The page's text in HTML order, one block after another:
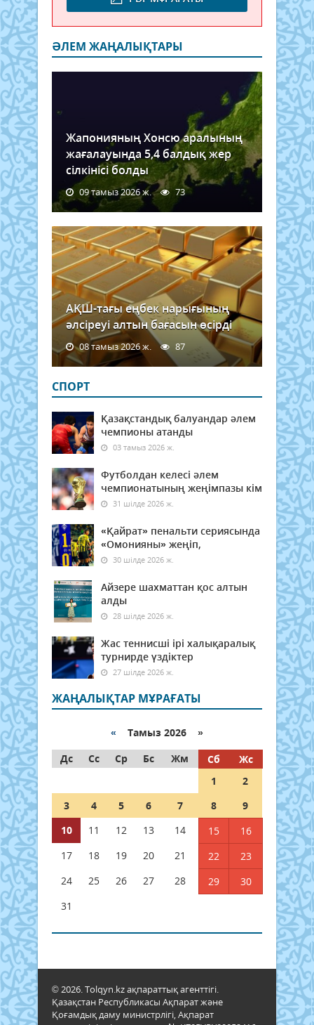
ӘЛЕМ ЖАҢАЛЫҚТАРЫ
Жапонияның Хонсю аралының
жағалауында 5,4 балдық жер
сілкінісі болды
09 тамыз 2026 ж. 73
АҚШ-тағы еңбек нарығының
әлсіреуі алтын бағасын өсірді
08 тамыз 2026 ж. 87
СПОРТ
Қазақстандық балуандар әлем
чемпионы атанды
03 тамыз 2026 ж.
Футболдан келесі әлем
чемпионатының жеңімпазы кім
31 шілде 2026 ж.
«Қайрат» пенальти сериясында
«Омонияны» жеңіп,
30 шілде 2026 ж.
Айзере шахматтан қос алтын
алды
28 шілде 2026 ж.
Жас теннисші ірі халықаралық
турнирде үздіктер
27 шілде 2026 ж.
ЖАҢАЛЫҚТАР МҰРАҒАТЫ
« Тамыз 2026 »
Дс
Сс Ср Бс Жм Сб
Жс
1
2
3
4 5 6 7 8
9
10
11 12 13 14 15
16
17
18 19 20 21 22
23
24
25 26 27 28 29
30
31
© 2026. Tolqyn.kz ақпараттық агенттігі.
Қазақстан Республикасы Ақпарат және
Қоғамдық даму министрлігі, Ақпарат